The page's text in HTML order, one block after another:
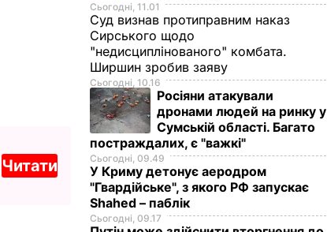
Читати
Сьогодні, 11.01
Суд визнав протиправним наказ
Сирського щодо
"недисциплінованого" комбата.
Ширшин зробив заяву
Сьогодні, 10.16
Росіяни атакували
дронами людей на ринку у
Сумській області. Багато
постраждалих, є "важкі"
Сьогодні, 09.49
У Криму детонує аеродром
"Гвардійське", з якого РФ запускає
Shahed – паблік
Сьогодні, 09.17